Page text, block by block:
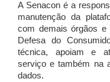
A Senacon é a
manutenção da
com demais órgãos e
Defesa do
técnica, apoiam e
serviço e também na
dados.